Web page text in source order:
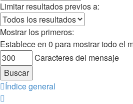
Limitar resultados previos a:
Mostrar los primeros:
Establece en 0 para mostrar todo el
Caracteres del mensaje
Índice general